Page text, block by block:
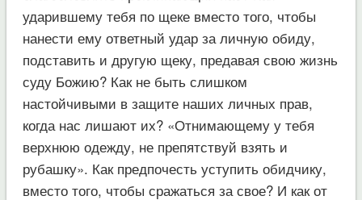
ударившему тебя по щеке вместо того, чтобы
нанести ему ответный удар за личную обиду,
подставить и другую щеку, предавая свою жизнь
суду Божию? Как не быть слишком
настойчивыми в защите наших личных прав,
когда нас лишают их? «Отнимающему у тебя
верхнюю одежду, не препятствуй взять и
рубашку». Как предпочесть уступить обидчику,
вместо того, чтобы сражаться за свое? И как от